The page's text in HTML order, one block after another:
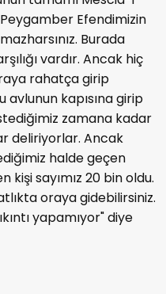
Efendimizin
Burada
vardır. Ancak hiç
rahatça girip
avlunun kapısına girip
zamana kadar
deliriyorlar. Ancak
halde geçen
kişi sayımız 20 bin oldu.
oraya gidebilirsiniz.
yapamıyor" diye